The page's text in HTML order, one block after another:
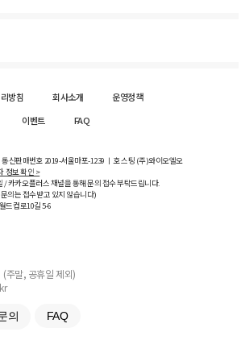
방침 회사소개
운영정책
이벤트 FAQ
신판매번호 2019-서울마포-1239 ㅣ 호스팅 (주)와이오엘오
정보 확인 >
/ 카카오플러스 채널을 통해 문의 접수 부탁드립니다.
의는 접수받고 있지 않습니다)
드컵로10길5-6
주말, 공휴일 제외)
의 FAQ